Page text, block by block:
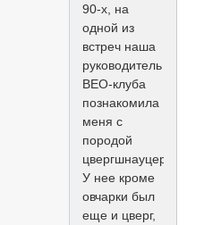
90-х, на
одной из
встреч наша
руководитель
ВЕО-клуба
познакомила
меня с
породой
цвергшнауцер.
У нее кроме
овчарки был
еще и цверг,